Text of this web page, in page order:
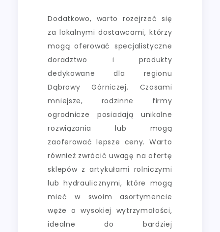
Dodatkowo, warto rozejrzeć się
za lokalnymi dostawcami, którzy
mogą oferować specjalistyczne
doradztwo i produkty
dedykowane dla regionu
Dąbrowy Górniczej. Czasami
mniejsze, rodzinne firmy
ogrodnicze posiadają unikalne
rozwiązania lub mogą
zaoferować lepsze ceny. Warto
również zwrócić uwagę na ofertę
sklepów z artykułami rolniczymi
lub hydraulicznymi, które mogą
mieć w swoim asortymencie
węże o wysokiej wytrzymałości,
idealne do bardziej